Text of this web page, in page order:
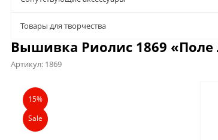
Товары для творчества
Вышивка Риолис 1869 «Поле
Артикул: 1869
Описание
15%
Sale